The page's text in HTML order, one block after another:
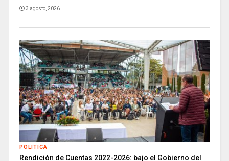
3 agosto, 2026
POLITICA
Rendición de Cuentas 2022-2026: bajo el Gobierno del